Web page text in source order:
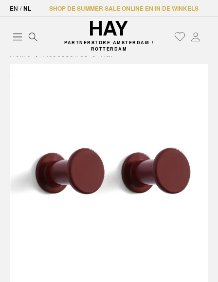
EN / NL SHOP DE SUMMER SALE ONLINE EN IN DE WINKELS
PARTNERSTORE AMSTERDAM /
ROTTERDAM
Home Accessoires Hal